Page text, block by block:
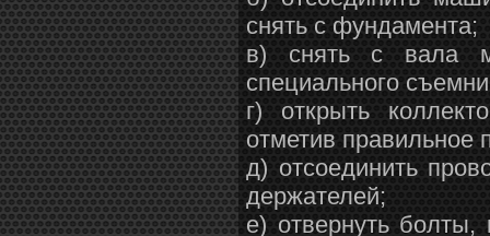
снять с фундамента;
в) снять с вала
специального
г) открыть
отметив правильное
д) отсоединить
держателей;
е) отвернуть